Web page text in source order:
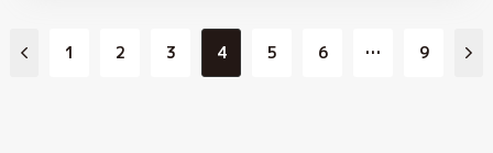
1 2 3 4 5 6 … 9